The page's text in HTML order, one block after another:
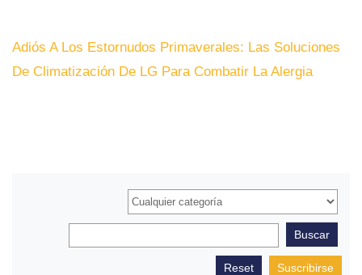
Adiós A Los Estornudos Primaverales: Las Soluciones
De Climatización De LG Para Combatir La Alergia
Suscribirse